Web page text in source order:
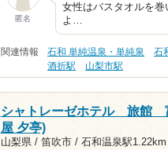
匿名
女性はバスタオルを
よ…
関連情報 石和 単純温泉・単純泉 石
酒折駅
山梨市駅
シャトレーゼホテル 旅館
屋 夕亭)
山梨県 / 笛吹市 / 石和温泉駅1.22km